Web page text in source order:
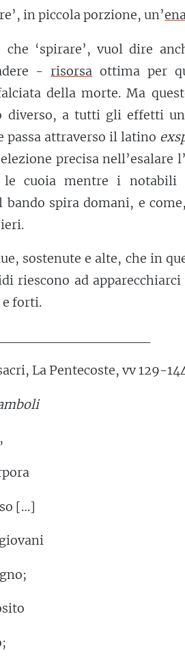
in piccola porzione, un’
che ‘spirare’, vuol dire
- risorsa ottima per
della morte. Ma
diverso, a tutti gli effetti
passa attraverso il latino
precisa nell’esalare
le cuoia mentre i
bando spira domani, e
sostenute e alte, che in
riescono ad
forti.
La Pentecoste, vv 129-
[…]